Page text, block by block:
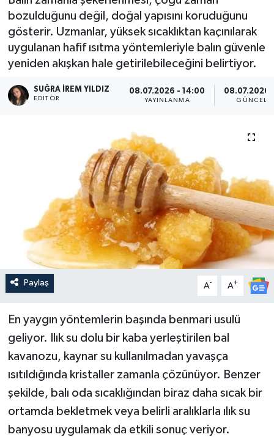
bozulduğunu değil, doğal yapısını koruduğunu
gösterir. Uzmanlar, yüksek sıcaklıktan kaçınılarak
uygulanan hafif ısıtma yöntemleriyle balın güvenle
yeniden akışkan hale getirilebileceğini belirtiyor.
SUĞRA İREM YILDIZ
EDITÖR
08.07.2026 - 14:00
YAYINLANMA
08.07.2026
Paylaş A- A+
En yaygın yöntemlerin başında benmari usulü
geliyor. Ilık su dolu bir kaba yerleştirilen bal
kavanozu, kaynar su kullanılmadan yavaşça
ısıtıldığında kristaller zamanla çözünüyor. Benzer
şekilde, balı oda sıcaklığından biraz daha sıcak bir
ortamda bekletmek veya belirli aralıklarla ılık su
banyosu uygulamak da etkili sonuç veriyor.